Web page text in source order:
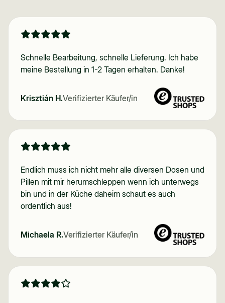
Schnelle Bearbeitung, schnelle Lieferung. Ich habe
meine Bestellung in 1-2 Tagen erhalten. Danke!
Krisztián H.Verifizierter Käufer/in
Endlich muss ich nicht mehr alle diversen Dosen und
Pillen mit mir herumschleppen wenn ich unterwegs
bin und in der Küche daheim schaut es auch
ordentlich aus!
Michaela R.Verifizierter Käufer/in